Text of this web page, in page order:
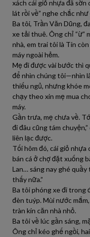
xách cái giỏ nhựa đã sờn
lát rồi về” nghe chắc
Ba tôi, Trần Văn Dũng,
xe tải thuê. Ông chỉ “ừ”
nhà, em trai tôi là Tín
máy ngoài hẻm.
Mẹ đi được vài bước thì
để nhìn chúng tôi—nhìn
thiếu ngủ, nhưng khóe
chạy theo xin mẹ mua
máy.
Gần trưa, mẹ chưa về.
đi đâu cũng tám
liên lạc được.
Tối hôm đó, cái giỏ
bán cá ở chợ đặt xuống
Lan… sáng nay ghé
thấy nữa.”
Ba tôi phóng xe đi trong
đèn tuýp. Mùi nước
tràn kín căn nhà nhỏ.
Ba tôi về lúc gần sáng,
Ông chỉ kéo ghế ngồi,